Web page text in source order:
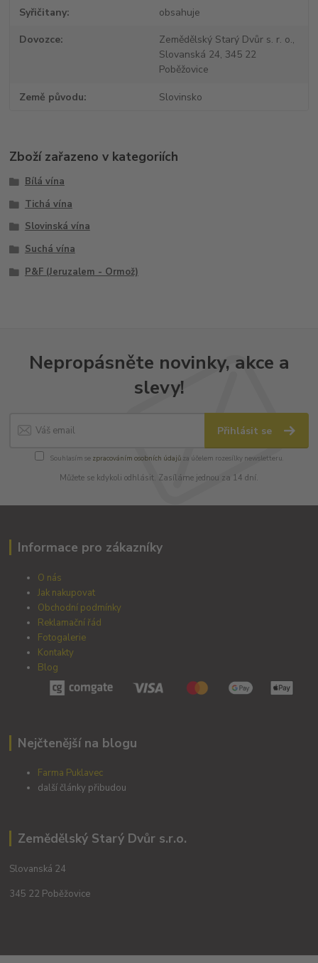
Syřičitany obsahuje
Dovozce
Zemědělský Starý Dvůr s. r. o.,
Slovanská 24, 345 22
Poběžovice
Země původu Slovinsko
Zboží zařazeno v kategoriích
Bílá vína
Tichá vína
Slovinská vína
Suchá vína
P&F (Jeruzalem - Ormož)
Nepropásněte novinky, akce a
slevy!
Přihlásit se
Souhlasím se zpracováním osobních údajůza účelem rozesílky newsletteru.
Můžete se kdykoli odhlásit. Zasíláme jednou za 14 dní.
Informace pro zákazníky
O nás
Jak nakupovat
Obchodní podmínky
Reklamační řád
Fotogalerie
Kontakty
Blog
Nejčtenější na blogu
Farma Puklavec
další články přibudou
Zemědělský Starý Dvůr s.r.o.
Slovanská 24
345 22 Poběžovice